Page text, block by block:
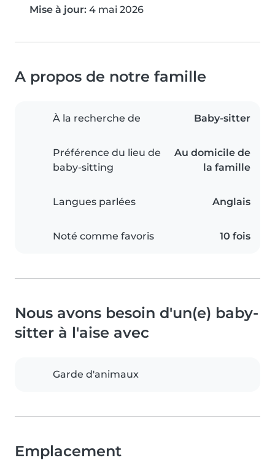
Mise à jour: 4 mai 2026
A propos de notre famille
À la recherche de Baby-sitter
Préférence du lieu de
baby-sitting
Au domicile de
la famille
Langues parlées Anglais
Noté comme favoris 10 fois
Nous avons besoin d'un(e) baby-
sitter à l'aise avec
Garde d'animaux
Emplacement